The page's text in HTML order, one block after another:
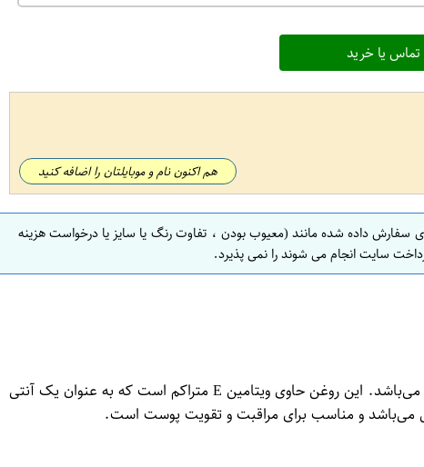
یا خرید
هم اکنون نام و موبایلتان را اضافه کنید
سفارش داده شده مانند (معیوب بودن ، تفاوت رنگ یا سایز یا درخواست هزینه
سایت انجام می شوند را نمی پذیرد.
روغن مایع آفتابگردان توکوفرول 810 گرمی غنچه یک محصول با کیفیت و مفید برای استفاده در آشپزی، پخت و پز و استفاده های زیبایی می‌باشد. این روغن حاوی ویتامین E متراکم است که به عنوان یک آنتی
می‌باشد و مناسب برای مراقبت و تقویت پوست است.